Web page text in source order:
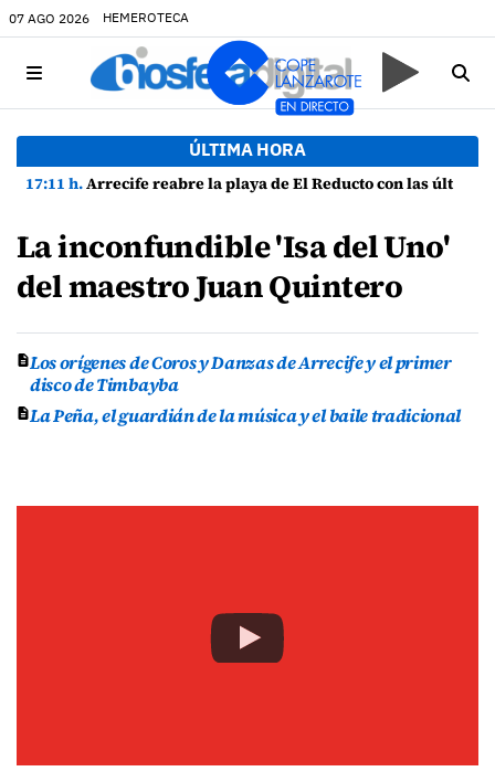
07 AGO 2026 HEMEROTECA
ÚLTIMA HORA
17:11 h.Arrecife reabre la playa de El Reducto con las últimas analíticas mostrando "una buena calidad de las aguas para el baño"
La inconfundible 'Isa del Uno'
del maestro Juan Quintero
Los orígenes de Coros y Danzas de Arrecife y el primer
disco de Timbayba
La Peña, el guardián de la música y el baile tradicional